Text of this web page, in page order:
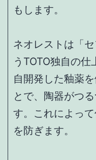
もします。
ネオレストは「
うTOTO独自の
自開発した釉薬
とで、陶器がつ
す。これによっ
を防ぎます。